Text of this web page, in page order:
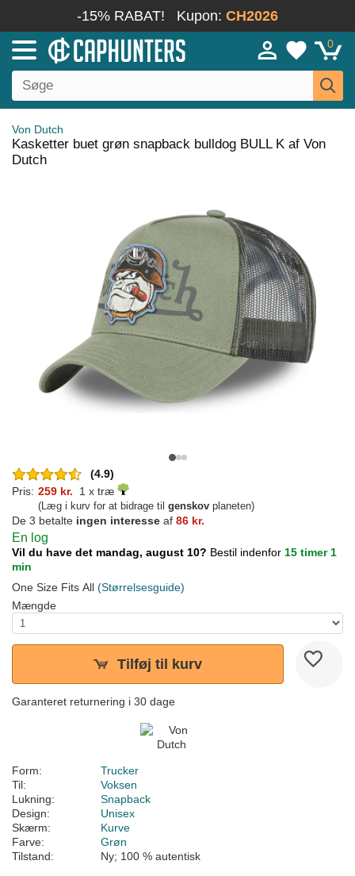
-15% RABAT! Kupon: CH2026
0
Von Dutch
Kasketter buet grøn snapback bulldog BULL K af Von
Dutch
(4.9)
Pris: 259 kr. 1 x træ
(Læg i kurv for at bidrage til genskov planeten)
De 3 betalte ingen interesse af 86 kr.
En log
Vil du have det mandag, august 10? Bestil indenfor 15 timer 1
min
One Size Fits All (Størrelsesguide)
Mængde
Tilføj til kurv
Garanteret returnering i 30 dage
Form:
Trucker
Til:
Voksen
Lukning:
Snapback
Design:
Unisex
Skærm:
Kurve
Farve:
Grøn
Tilstand:
Ny; 100 % autentisk